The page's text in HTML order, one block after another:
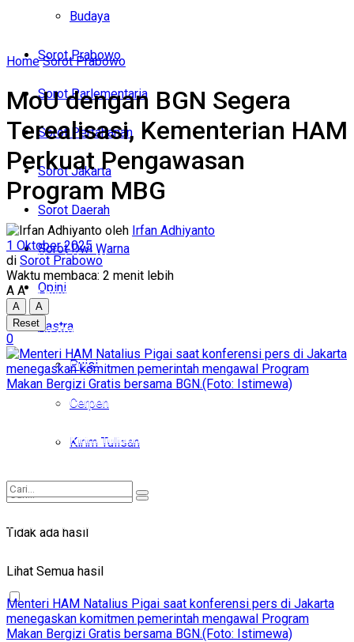
Budaya
Sorot Prabowo
Sorot Parlementaria
Sorot Pertahanan
Sorot Jakarta
Sorot Daerah
Sorot Dwi Warna
Opini
Sastra
Puisi
Cerpen
Kirim Tulisan
Tidak ada hasil
Lihat Semua hasil
Sorot Parlementaria
Sorot Pertahanan
Sorot Jakarta
Sorot Daerah
Sorot Dwi Warna
Opini
Sastra
Puisi
Cerpen
Kirim Tulisan
Tidak ada hasil
Home Sorot Prabowo
MoU dengan BGN Segera
Terealisasi, Kementerian HAM
Perkuat Pengawasan
Program MBG
oleh Irfan Adhiyanto
1 Oktober 2025
di Sorot Prabowo
Waktu membaca: 2 menit lebih
A A
A
A
Reset
0
Menteri HAM Natalius Pigai saat konferensi pers di Jakarta
menegaskan komitmen pemerintah mengawal Program
Makan Bergizi Gratis bersama BGN.(Foto: Istimewa)